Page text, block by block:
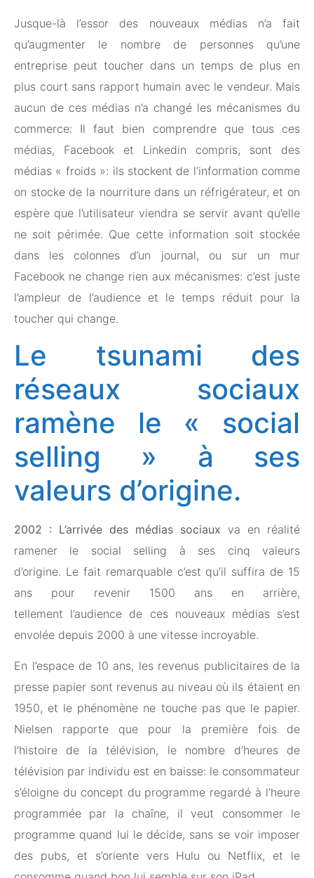
Jusque-là l’essor des nouveaux médias n’a fait
qu’augmenter le nombre de personnes qu’une
entreprise peut toucher dans un temps de plus en
plus court sans rapport humain avec le vendeur. Mais
aucun de ces médias n’a changé les mécanismes du
commerce: Il faut bien comprendre que tous ces
médias, Facebook et Linkedin compris, sont des
médias « froids »: ils stockent de l’information comme
on stocke de la nourriture dans un réfrigérateur, et on
espère que l’utilisateur viendra se servir avant qu’elle
ne soit périmée. Que cette information soit stockée
dans les colonnes d’un journal, ou sur un mur
Facebook ne change rien aux mécanismes: c’est juste
l’ampleur de l’audience et le temps réduit pour la
toucher qui change.
Le tsunami des
réseaux sociaux
ramène le « social
selling » à ses
valeurs d’origine.
2002 : L’arrivée des médias sociaux va en réalité
ramener le social selling à ses cinq valeurs
d’origine. Le fait remarquable c’est qu’il suffira de 15
ans pour revenir 1500 ans en arrière,
tellement l’audience de ces nouveaux médias s’est
envolée depuis 2000 à une vitesse incroyable.
En l’espace de 10 ans, les revenus publicitaires de la
presse papier sont revenus au niveau où ils étaient en
1950, et le phénomène ne touche pas que le papier.
Nielsen rapporte que pour la première fois de
l’histoire de la télévision, le nombre d’heures de
télévision par individu est en baisse: le consommateur
s’éloigne du concept du programme regardé à l’heure
programmée par la chaîne, il veut consommer le
programme quand lui le décide, sans se voir imposer
des pubs, et s’oriente vers Hulu ou Netflix, et le